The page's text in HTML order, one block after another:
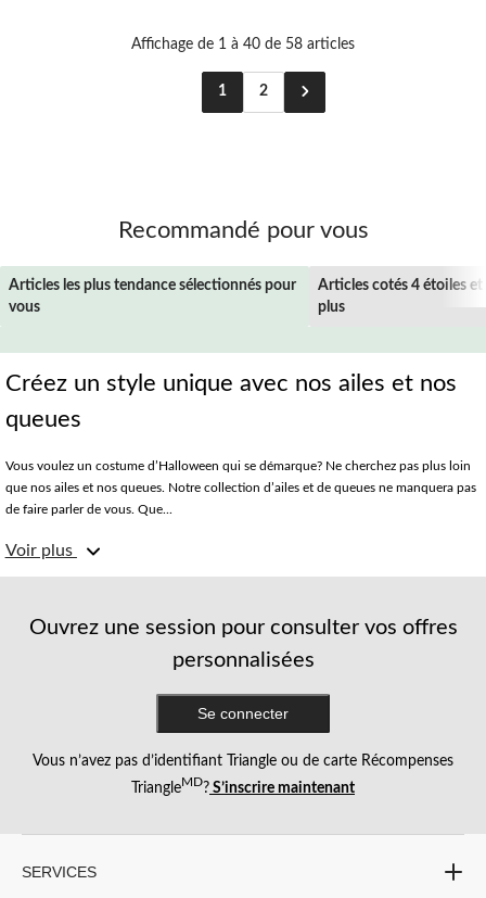
Affichage de 1 à 40 de 58 articles
1 2
Recommandé pour vous
Articles les plus tendance sélectionnés pour
vous
Articles cotés 4 étoiles et
plus
Créez un style unique avec nos ailes et nos
queues
Vous voulez un costume d’Halloween qui se démarque? Ne cherchez pas plus loin
que nos ailes et nos queues. Notre collection d’ailes et de queues ne manquera pas
de faire parler de vous. Que...
Choisissez parmi plusieurs ailes de costume, dont des ailes d’ange, de fée ou de
papillon, et des queues de costume, y compris des queues de chat, de lapin et
une façon amusante de célébrer la saison, nos ailes et nos queues vous aideront à
créer un style unique. Alors n’attendez plus, magasinez les ailes et les queues chez
Voir plus
Ouvrez une session pour consulter vos offres
personnalisées
Se connecter
Vous n’avez pas d’identifiant Triangle ou de carte Récompenses
TriangleMD? S’inscrire maintenant
SERVICES